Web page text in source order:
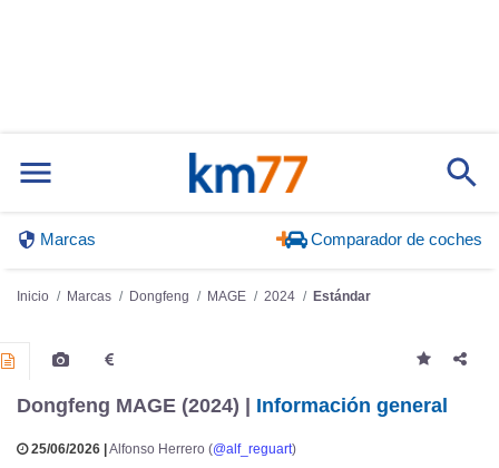
Marcas Comparador de coches
Inicio Marcas Dongfeng MAGE 2024 Estándar
Dongfeng MAGE (2024) | Información general
25/06/2026 | Alfonso Herrero (@alf_reguart)